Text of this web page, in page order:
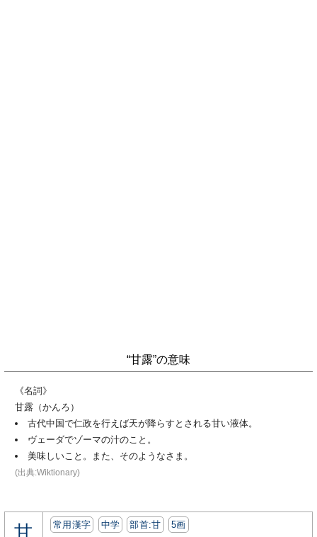
“甘露”の意味
《名詞》
甘露（かんろ）
古代中国で仁政を行えば天が降らすとされる甘い液体。
ヴェーダでゾーマの汁のこと。
美味しいこと。また、そのようなさま。
(出典:Wiktionary)
甘 常用漢字 中学 部首:⽢ 5画